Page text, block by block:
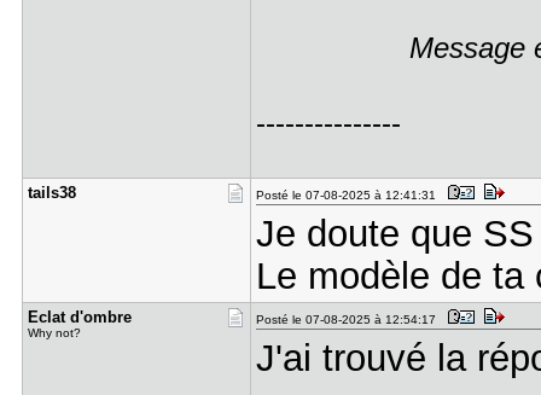
Message
---------------
tails38 Posté le 07-08-2025 à 12:41:31
Je doute que
Le modèle de ta
Eclat d'om​bre
Why not?
Posté le 07-08-2025 à 12:54:17
J'ai trouvé la